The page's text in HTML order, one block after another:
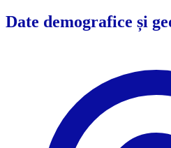
Date demografice și